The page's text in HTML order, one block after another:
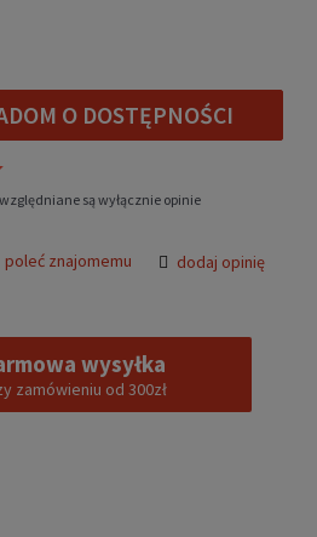
O DOSTĘPNOŚCI
są wyłącznie opinie
poleć znajomemu dodaj opinię
wysyłka
zamówieniu od 300zł